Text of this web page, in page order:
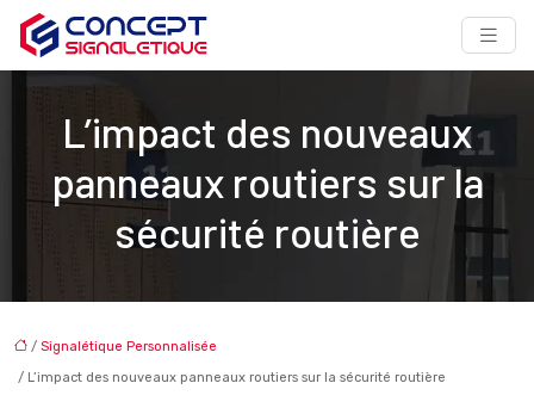
L’impact des nouveaux
panneaux routiers sur la
sécurité routière
/ Signalétique Personnalisée
/ L’impact des nouveaux panneaux routiers sur la sécurité routière